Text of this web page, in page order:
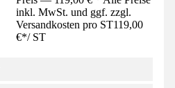
inkl. MwSt. und ggf. zzgl.
Versandkosten pro ST119,00
€*/ ST